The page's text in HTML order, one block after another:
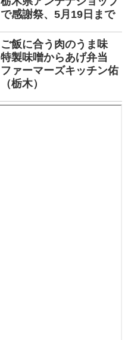
で感謝祭、5月19日まで
ご飯に合う肉のうま味
特製味噌からあげ弁当
ファーマーズキッチン佑
（栃木）